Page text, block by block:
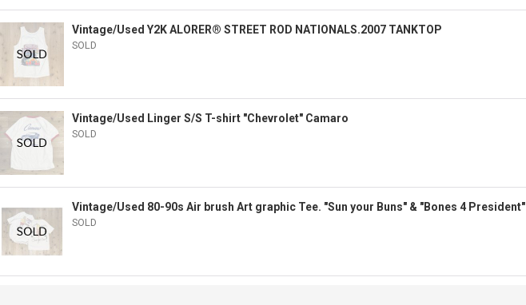
Vintage/Used Y2K ALORER®︎ STREET ROD NATIONALS.2007 TANKTOP
SOLD
Vintage/Used Linger S/S T-shirt "Chevrolet" Camaro
SOLD
Vintage/Used 80-90s Air brush Art graphic Tee. "Sun your Buns" & "Bones 4 President"
SOLD